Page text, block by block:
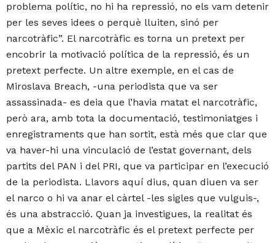
problema polític, no hi ha repressió, no els vam detenir
per les seves idees o perquè lluiten, sinó per
narcotràfic”. El narcotràfic es torna un pretext per
encobrir la motivació política de la repressió, és un
pretext perfecte. Un altre exemple, en el cas de
Miroslava Breach, -una periodista que va ser
assassinada- es deia que l’havia matat el narcotràfic,
però ara, amb tota la documentació, testimoniatges i
enregistraments que han sortit, està més que clar que
va haver-hi una vinculació de l’estat governant, dels
partits del PAN i del PRI, que va participar en l’execució
de la periodista. Llavors aquí dius, quan diuen va ser
el narco o hi va anar el càrtel -les sigles que vulguis-,
és una abstracció. Quan ja investigues, la realitat és
que a Mèxic el narcotràfic és el pretext perfecte per